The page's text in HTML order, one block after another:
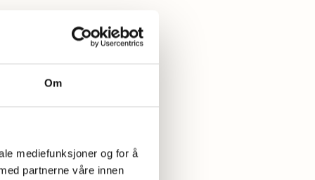
Om
mediefunksjoner og for å
partnerne våre innen